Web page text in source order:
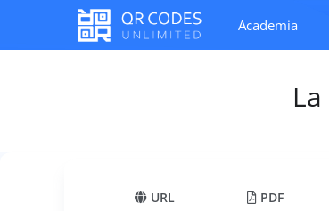
Academia
La
URL PDF